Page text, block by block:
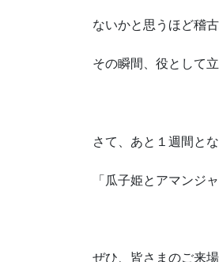
ないかと思うほど稽
その瞬間、役として
さて、あと１週間と
「瓜子姫とアマンジャ
ぜひ、皆さまのご来